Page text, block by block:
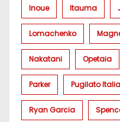
Inoue Itauma
Lomachenko
Nakatani Opetaia
Parker Pugilato
Ryan Garcia